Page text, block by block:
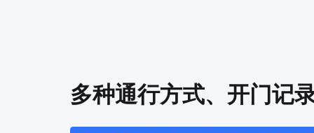
多种通行方式、开门记